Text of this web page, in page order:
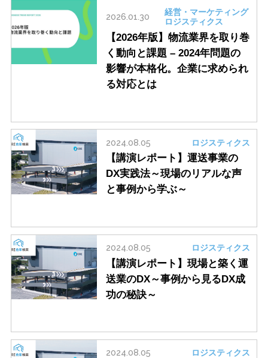
2026.01.30
経営・マーケティング
ロジスティクス
【2026年版】物流業界を取り巻
く動向と課題 – 2024年問題の
影響が本格化。企業に求められ
る対応とは
2024.08.05 ロジスティクス
【講演レポート】運送事業の
DX実践法～現場のリアルな声
と事例から学ぶ～
2024.08.05 ロジスティクス
【講演レポート】現場と築く運
送業のDX～事例から見るDX成
功の秘訣～
2024.08.05 ロジスティクス